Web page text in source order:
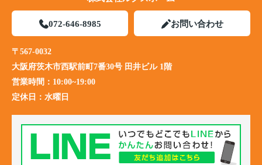
072-646-8985 お問い合わせ
〒567-0032
大阪府茨木市西駅前町7番30号 田井ビル 1階
営業時間： 10:00~19:00
定休日： 水曜日